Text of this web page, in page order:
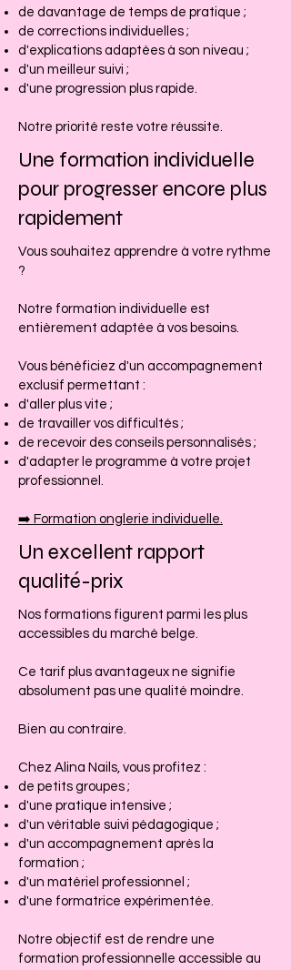
de davantage de temps de pratique ;
de corrections individuelles ;
d'explications adaptées à son niveau ;
d'un meilleur suivi ;
d'une progression plus rapide.
Notre priorité reste votre réussite.
Une formation individuelle
pour progresser encore plus
rapidement
Vous souhaitez apprendre à votre rythme
?
Notre formation individuelle est
entièrement adaptée à vos besoins.
Vous bénéficiez d'un accompagnement
exclusif permettant :
d'aller plus vite ;
de travailler vos difficultés ;
de recevoir des conseils personnalisés ;
d'adapter le programme à votre projet
professionnel.
➡️ Formation onglerie individuelle.
Un excellent rapport
qualité-prix
Nos formations figurent parmi les plus
accessibles du marché belge.
Ce tarif plus avantageux ne signifie
absolument pas une qualité moindre.
Bien au contraire.
Chez Alina Nails, vous profitez :
de petits groupes ;
d'une pratique intensive ;
d'un véritable suivi pédagogique ;
d'un accompagnement après la
formation ;
d'un matériel professionnel ;
d'une formatrice expérimentée.
Notre objectif est de rendre une
formation professionnelle accessible au